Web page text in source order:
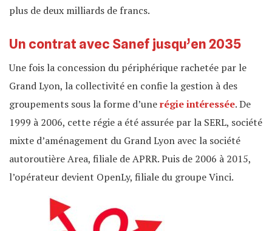
plus de deux milliards de francs.
Un contrat avec Sanef jusqu’en 2035
Une fois la concession du périphérique rachetée par le
Grand Lyon, la collectivité en confie la gestion à des
groupements sous la forme d’unerégie intéressée. De
1999 à 2006, cette régie a été assurée par la SERL, société
mixte d’aménagement du Grand Lyon avec la société
autoroutière Area, filiale de APRR. Puis de 2006 à 2015,
l’opérateur devient OpenLy, filiale du groupe Vinci.